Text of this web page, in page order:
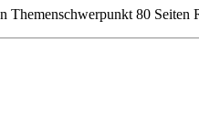
80 Seiten